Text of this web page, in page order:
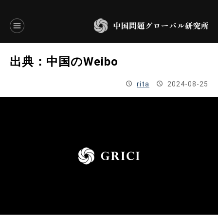
言語別アーカイブ
JAPANESE
出典：中国のWeibo
rita 2024-08-25